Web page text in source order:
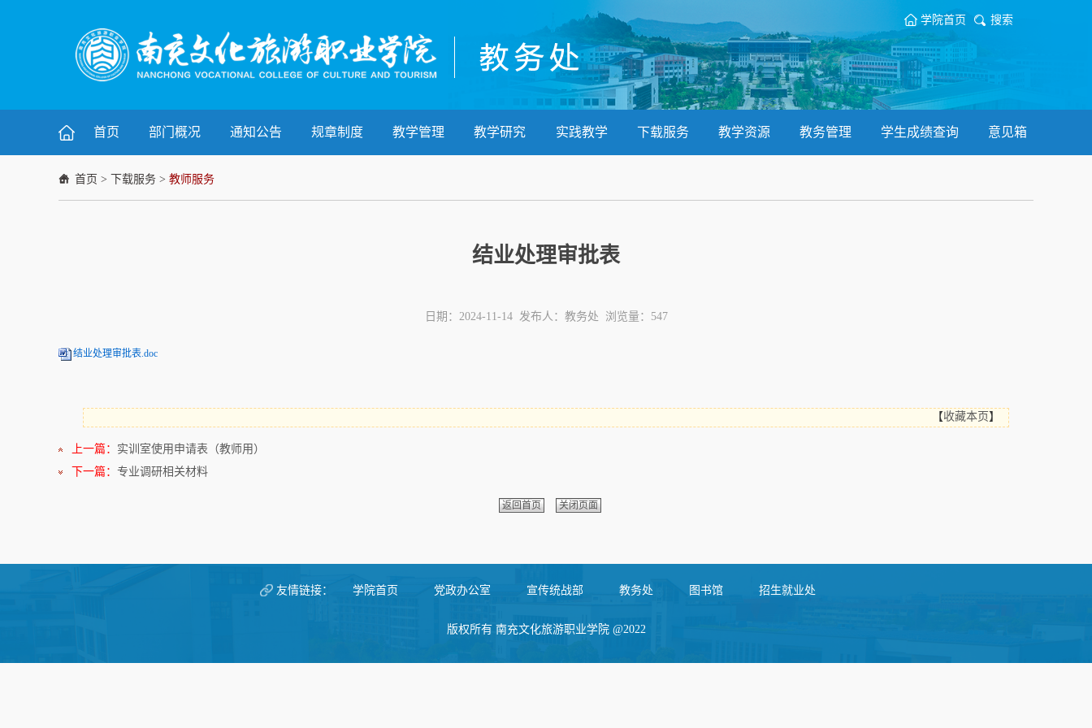
学院首页 搜索
首页 部门概况 通知公告 规章制度 教学管理 教学研究 实践教学 下载服务 教学资源 教务管理 学生成绩查询 意见箱
首页 > 下载服务 > 教师服务
结业处理审批表
日期：2024-11-14 发布人：教务处 浏览量： 547
结业处理审批表.doc
【收藏本页 】
上一篇： 实训室使用申请表（教师用）
下一篇： 专业调研相关材料
返回首页 关闭页面
友情链接： 学院首页 党政办公室 宣传统战部 教务处 图书馆 招生就业处
版权所有 南充文化旅游职业学院 @2022